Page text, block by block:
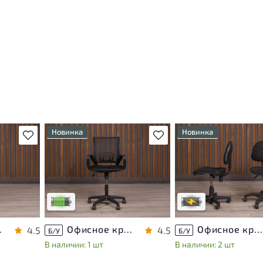
В избранное
4.5
В избранное
Новинка
У товара присутствуют
незначительные следы
эксплуатации, не влияющие
на удобство его
использования
Низкая степень износа
Б/У Офисное кресло Ткань Чёрный Россия
В наличии: 1 шт
4.5
Новинка
Степень износа
стадии проверки. Вы
уточнить
информацию у
магазина
В обработке
Б/У Офисное кресло Ткань Чёрный Россия
В наличии: 2 шт